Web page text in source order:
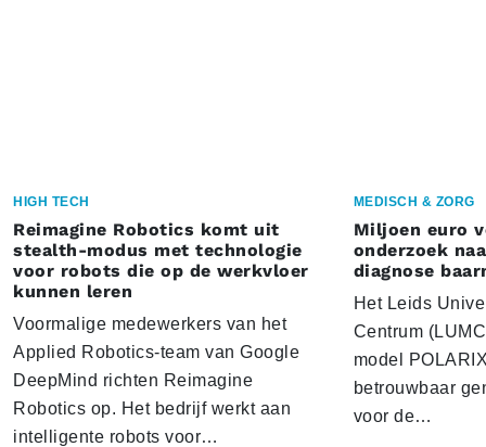
HIGH TECH
Reimagine Robotics komt uit
stealth-modus met technologie
voor robots die op de werkvloer
kunnen leren
Voormalige medewerkers van het
Applied Robotics-team van Google
DeepMind richten Reimagine
Robotics op. Het bedrijf werkt aan
intelligente robots voor…
MEDISCH & ZORG
Miljoen euro
onderzoek
diagnose
Het Leids
Centrum
model
betrouwbaar
voor de…